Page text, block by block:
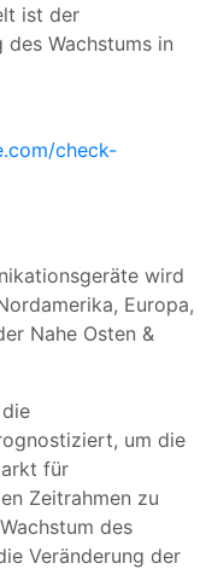
ist der
Wachstums in
check-
wird
Europa,
Nahe Osten &
um die
für
Zeitrahmen zu
des
Veränderung der